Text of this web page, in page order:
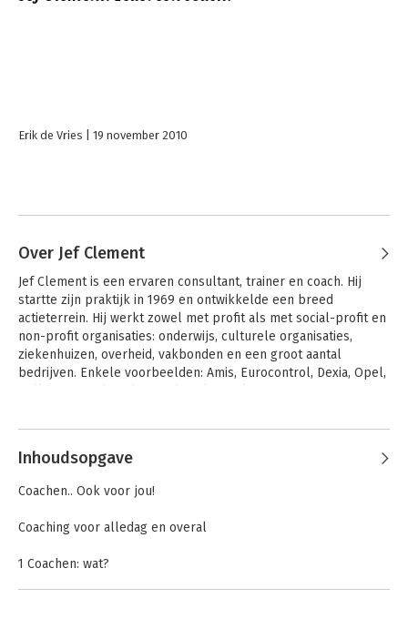
Erik de Vries 19 november 2010
Over Jef Clement
Jef Clement is een ervaren consultant, trainer en coach. Hij
startte zijn praktijk in 1969 en ontwikkelde een breed
actieterrein. Hij werkt zowel met profit als met social-profit en
non-profit organisaties: onderwijs, culturele organisaties,
ziekenhuizen, overheid, vakbonden en een groot aantal
bedrijven. Enkele voorbeelden: Amis, Eurocontrol, Dexia, Opel,
Randstad, Avery, Unizo, Sociaal Maatschappelijke Dienst
Nederlandse Overheid (o.m: Ministerie voor Verkeer en
Waterstaat, Stad Antwerpen, Selor, VDAB, Vlaamse Overheid...),
diverse ziekenhuizen, en een groot aantal andere bedrijven en
organisaties.
Andere boeken door Jef Clement
Inhoudsopgave
Coachen.. Ook voor jou!
Coaching voor alledag en overal
1 Coachen: wat?